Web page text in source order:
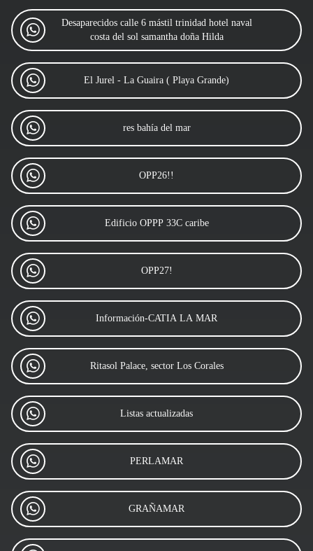
Desaparecidos calle 6 mástil trinidad hotel naval
costa del sol samantha doña Hilda
El Jurel - La Guaira ( Playa Grande)
res bahía del mar
OPP26!!
Edificio OPPP 33C caribe
OPP27!
Información-CATIA LA MAR
Ritasol Palace, sector Los Corales
Listas actualizadas
PERLAMAR
GRAÑAMAR